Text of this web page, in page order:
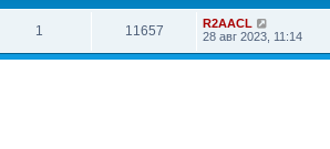
1
т
11657П
р
П
о
л
R2AACL
28 авг 2023, 11:14